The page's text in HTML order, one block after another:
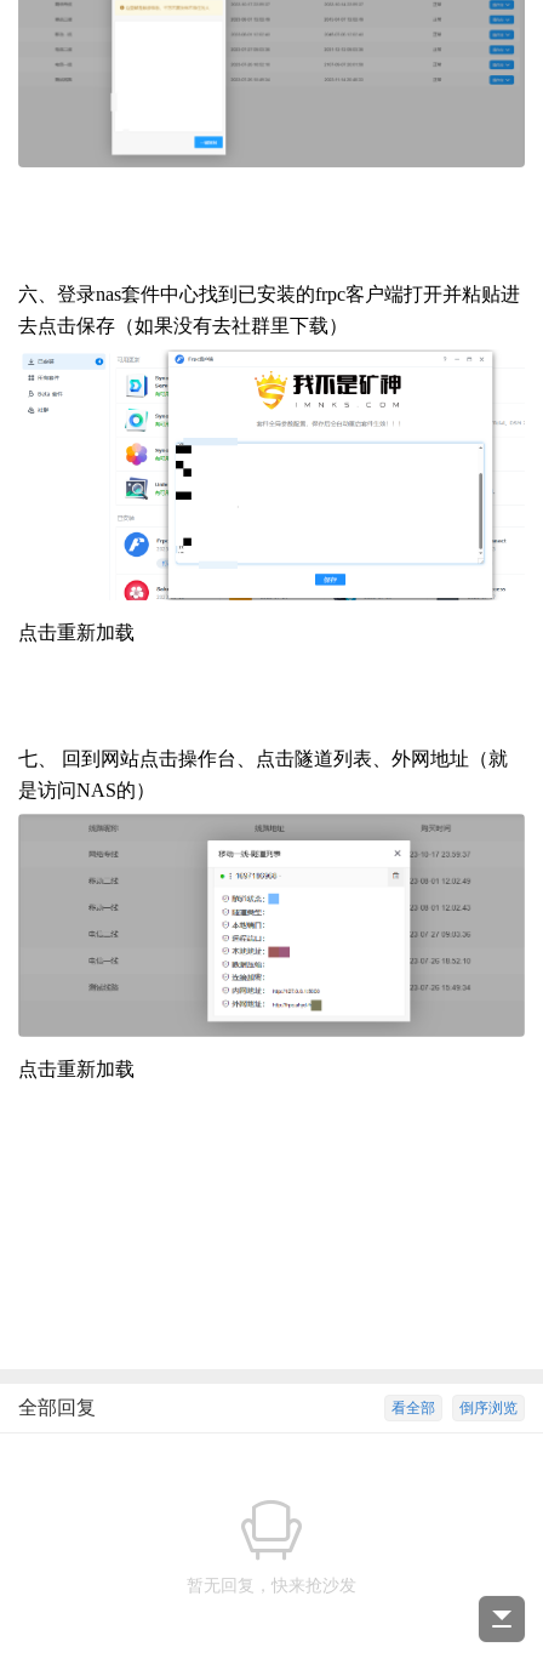
六、登录nas套件中心找到已安装的frpc客户端打开并粘贴进
去点击保存（如果没有去社群里下载）
点击重新加载
七、 回到网站点击操作台、点击隧道列表、外网地址（就
是访问NAS的）
点击重新加载
倒序浏览
看全部
全部回复
暂无回复，快来抢沙发